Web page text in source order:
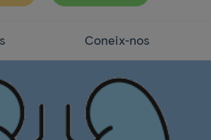
Coneix-nos